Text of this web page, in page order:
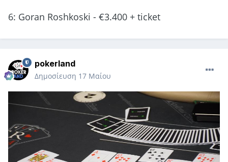
6: Goran Roshkoski - €3.400 + ticket
pokerland
Δημοσίευση 17 Μαίου